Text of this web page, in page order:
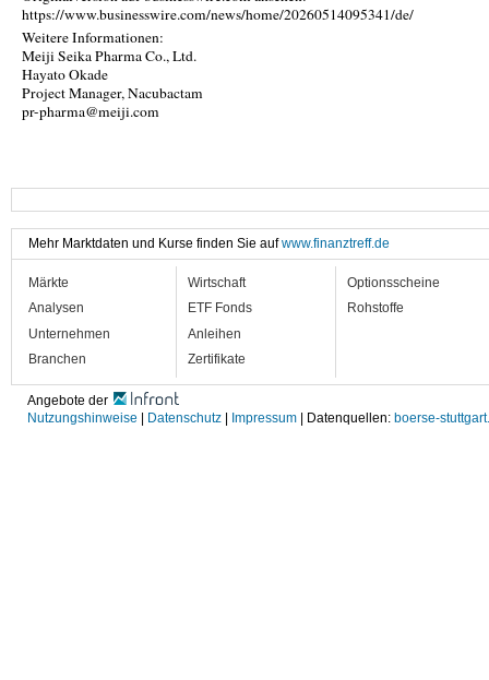
https://www.businesswire.com/news/home/20260514095341/de/
Weitere Informationen:
Meiji Seika Pharma Co., Ltd.
Hayato Okade
Project Manager, Nacubactam
pr-pharma@meiji.com
Mehr Marktdaten und Kurse finden Sie aufwww.finanztreff.de
Märkte
Analysen
Unternehmen
Branchen
Wirtschaft
ETF Fonds
Anleihen
Zertifikate
Optionsscheine
Rohstoffe
Angebote der
Nutzungshinweise | Datenschutz | Impressum | Datenquellen: boerse-